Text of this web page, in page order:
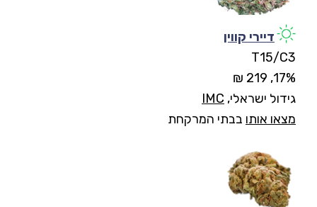
דיירי קווין
T15/C3
17%, 219 ₪
גידול ישראלי, IMC
מצאו אותו בבתי המרקחת